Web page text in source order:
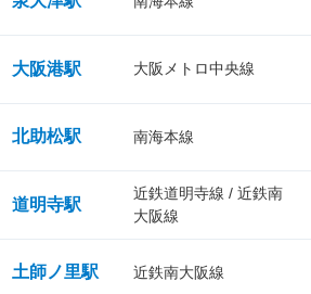
大阪港駅 大阪メトロ中央線
北助松駅 南海本線
道明寺駅
近鉄道明寺線 / 近鉄南
大阪線
土師ノ里駅 近鉄南大阪線